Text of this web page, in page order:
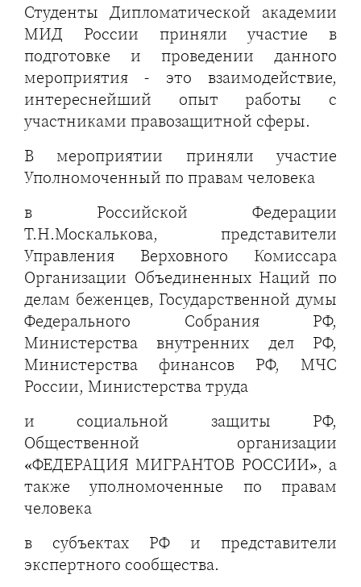
Студенты Дипломатической академии
МИД России приняли участие в
подготовке и проведении данного
мероприятия - это взаимодействие,
интереснейший опыт работы с
участниками правозащитной сферы.
В мероприятии приняли участие
Уполномоченный по правам человека
в Российской Федерации
Т.Н.Москалькова, представители
Управления Верховного Комиссара
Организации Объединенных Наций по
делам беженцев, Государственной думы
Федерального Собрания РФ,
Министерства внутренних дел РФ,
Министерства финансов РФ, МЧС
России, Министерства труда
и социальной защиты РФ,
Общественной организации
«ФЕДЕРАЦИЯ МИГРАНТОВ РОССИИ», а
также уполномоченные по правам
человека
в субъектах РФ и представители
экспертного сообщества.